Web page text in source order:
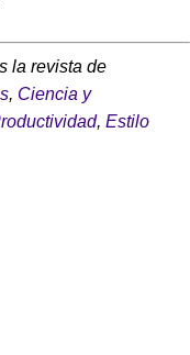
la revista de
, Ciencia y
, Estilo